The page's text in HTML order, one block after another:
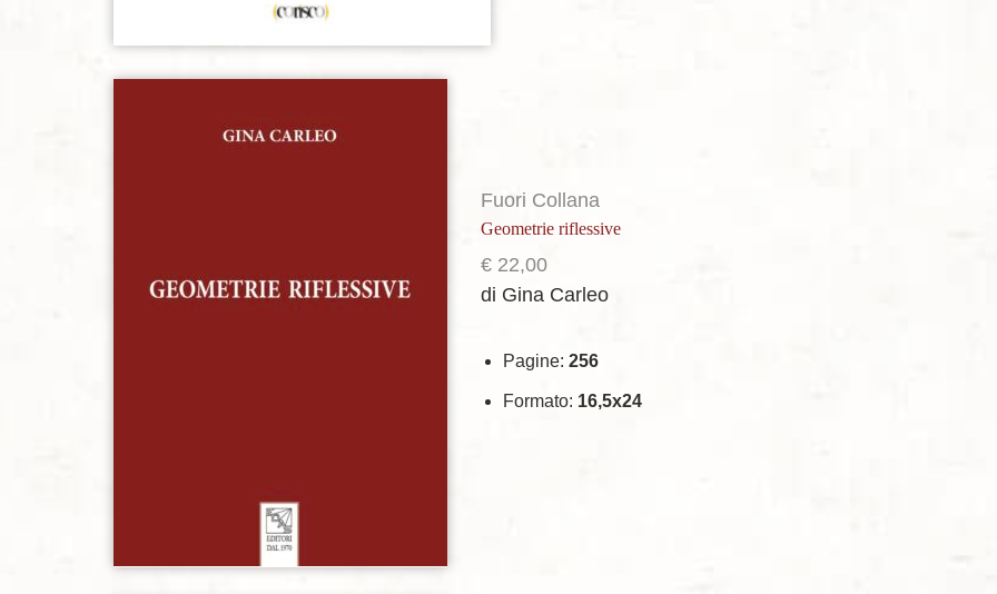
Fuori Collana
Geometrie riflessive
€ 22,00
di Gina Carleo
Pagine: 256
Formato: 16,5x24